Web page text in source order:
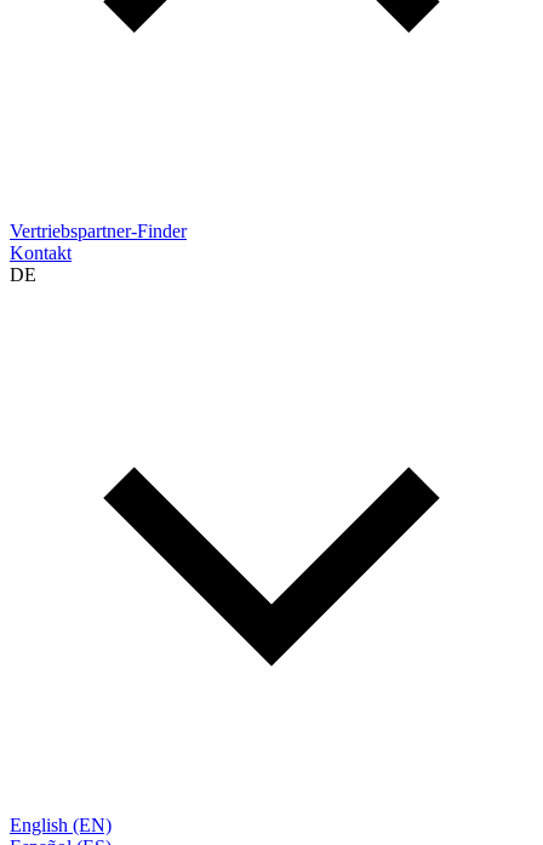
Vertriebspartner-Finder
Kontakt
DE
English (EN)